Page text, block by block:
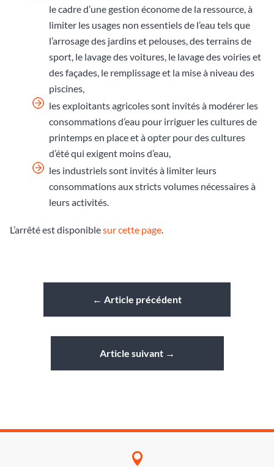
le cadre d’une gestion économe de la ressource, à
limiter les usages non essentiels de l’eau tels que
l’arrosage des jardins et pelouses, des terrains de
sport, le lavage des voitures, le lavage des voiries et
des façades, le remplissage et la mise à niveau des
piscines,
les exploitants agricoles sont invités à modérer les
consommations d’eau pour irriguer les cultures de
printemps en place et à opter pour des cultures
d’été qui exigent moins d’eau,
les industriels sont invités à limiter leurs
consommations aux stricts volumes nécessaires à
leurs activités.
L’arrêté est disponiblesur cette page.
← Article précédent
Article suivant→
